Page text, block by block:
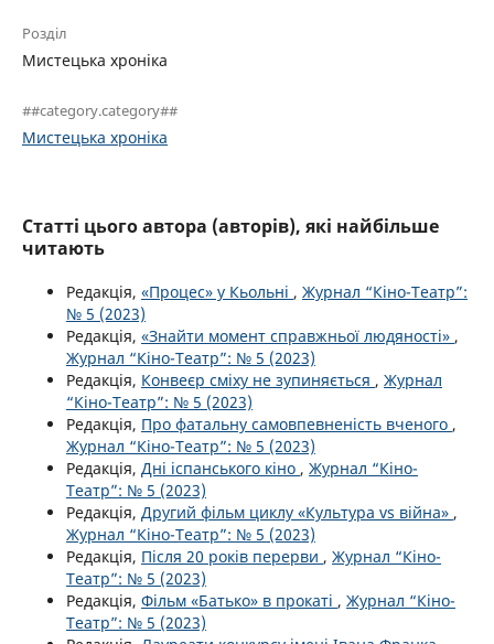
Розділ
Мистецька хроніка
##category.category##
Мистецька хроніка
Статті цього автора (авторів), які найбільше
читають
Редакція, «Процес» у Кьольні , Журнал “Кіно-Театр”:
№ 5 (2023)
Редакція, «Знайти момент справжньої людяності» ,
Журнал “Кіно-Театр”: № 5 (2023)
Редакція, Конвеєр сміху не зупиняється , Журнал
“Кіно-Театр”: № 5 (2023)
Редакція, Про фатальну самовпевненість вченого ,
Журнал “Кіно-Театр”: № 5 (2023)
Редакція, Дні іспанського кіно , Журнал “Кіно-
Театр”: № 5 (2023)
Редакція, Другий фільм циклу «Культура vs війна» ,
Журнал “Кіно-Театр”: № 5 (2023)
Редакція, Після 20 років перерви , Журнал “Кіно-
Театр”: № 5 (2023)
Редакція, Фільм «Батько» в прокаті , Журнал “Кіно-
Театр”: № 5 (2023)